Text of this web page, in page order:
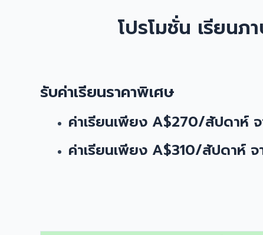
โปรโมชั่น เรียน
รับค่าเรียนราคาพิเศษ
ค่าเรียนเพียง A$270/สัปดาห์
ค่าเรียนเพียง A$310/สัปดาห์